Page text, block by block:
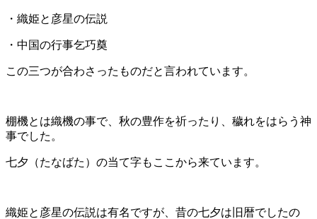
・織姫と彦星の伝説
・中国の行事乞巧奠
この三つが合わさったものだと言われています。
棚機とは織機の事で、秋の豊作を祈ったり、穢れをはらう神
事でした。
七夕（たなばた）の当て字もここから来ています。
織姫と彦星の伝説は有名ですが、昔の七夕は旧暦でしたの